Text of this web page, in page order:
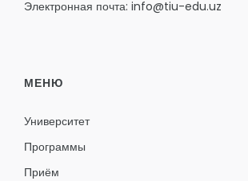
Электронная почта: info@tiu-edu.uz
МЕНЮ
Университет
Программы
Приём